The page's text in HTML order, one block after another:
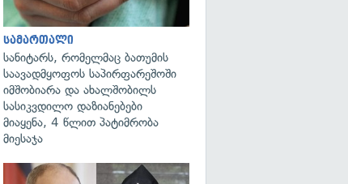
გადახედვა
სამართალი
სანიტარს, რომელმაც ბათუმის
საავადმყოფოს საპირფარეშოში
იმშობიარა და ახალშობილს
სასიკვდილო დაზიანებები
მიაყენა, 4 წლით პატიმრობა
მიესაჯა